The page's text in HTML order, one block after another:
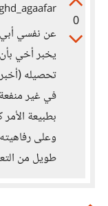
0
عن نفسي أبي
يخبر أخي
تحصيله
في غير
بطبيعة
وعلى
طويل من